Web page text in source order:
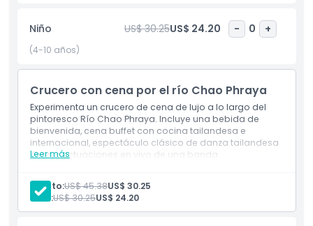
dejarán hipnotizado.
Este crucero es una forma perfecta de relajarse, disfrutar
de deliciosa comida e inmersarse en la cultura tailandesa.
Ya sea con familia, amigos o una persona especial, esta
noche inolvidable en el río Chao Phraya seguramente será
un punto culminante de su viaje a Bangkok.
Aspectos Destacados
Inclusiones
Niño US$ 30.25US$ 24.20 - 0 +
(4-10 años)
Crucero con cena por el río Chao Phraya
Experimenta un crucero de cena de lujo a lo largo del
pintoresco Río Chao Phraya. Incluye una bebida de
bienvenida, cena buffet con cocina tailandesa e
internacional, espectáculo clásico de danza tailandesa
Khon y actuaciones en vivo de una banda.
Leer más
Adulto:US$ 45.38US$ 30.25
Niño:US$ 30.25US$ 24.20